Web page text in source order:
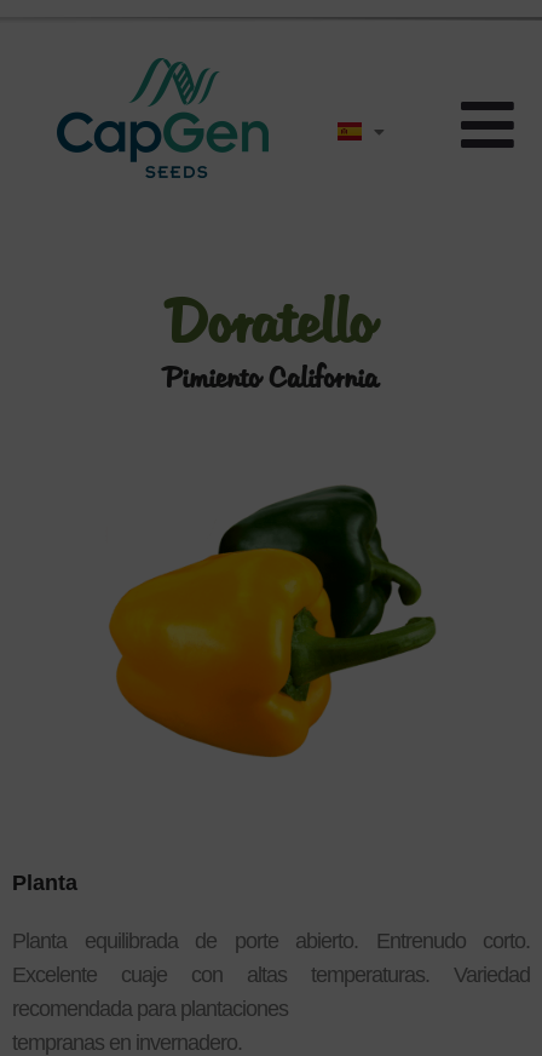
Doratello
Pimiento California
Planta
Planta equilibrada de porte abierto. Entrenudo corto.
Excelente cuaje con altas temperaturas. Variedad
recomendada para plantaciones
tempranas en invernadero.